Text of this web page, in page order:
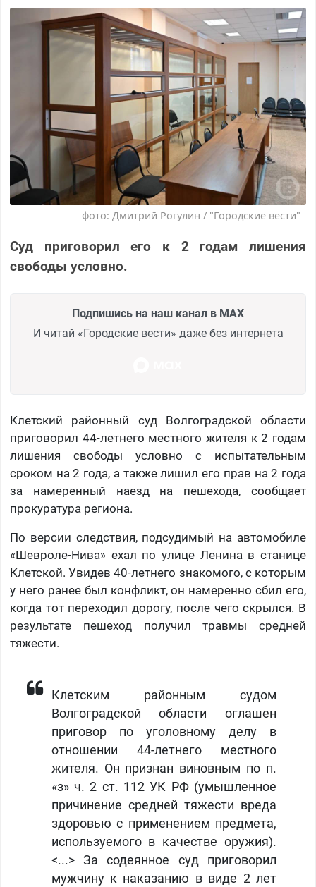
фото: Дмитрий Рогулин / "Городские вести"
Суд приговорил его к 2 годам лишения
свободы условно.
Подпишись на наш канал в MAX
И читай «Городские вести» даже без интернета
Клетский районный суд Волгоградской области
приговорил 44-летнего местного жителя к 2 годам
лишения свободы условно с испытательным
сроком на 2 года, а также лишил его прав на 2 года
за намеренный наезд на пешехода, сообщает
прокуратура региона.
По версии следствия, подсудимый на автомобиле
«Шевроле-Нива» ехал по улице Ленина в станице
Клетской. Увидев 40-летнего знакомого, с которым
у него ранее был конфликт, он намеренно сбил его,
когда тот переходил дорогу, после чего скрылся. В
результате пешеход получил травмы средней
тяжести.
Клетским районным судом
Волгоградской области оглашен
приговор по уголовному делу в
отношении 44-летнего местного
жителя. Он признан виновным по п.
«з» ч. 2 ст. 112 УК РФ (умышленное
причинение средней тяжести вреда
здоровью с применением предмета,
используемого в качестве оружия).
<...> За содеянное суд приговорил
мужчину к наказанию в виде 2 лет